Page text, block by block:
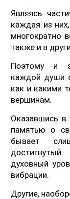
Являясь
каждая из
многократно
также и в
Поэтому и
каждой души
как и какими
вершинам.
Оказавшись в
памятью о
бывает
духовный
вибрации.
Другие,